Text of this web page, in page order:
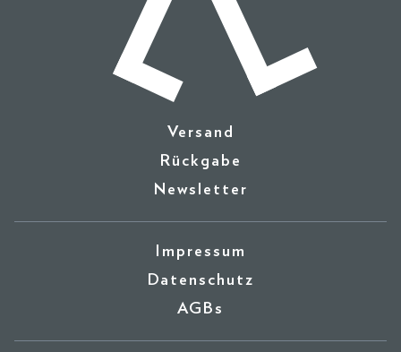
Versand
Rückgabe
Newsletter
Impressum
Datenschutz
AGBs